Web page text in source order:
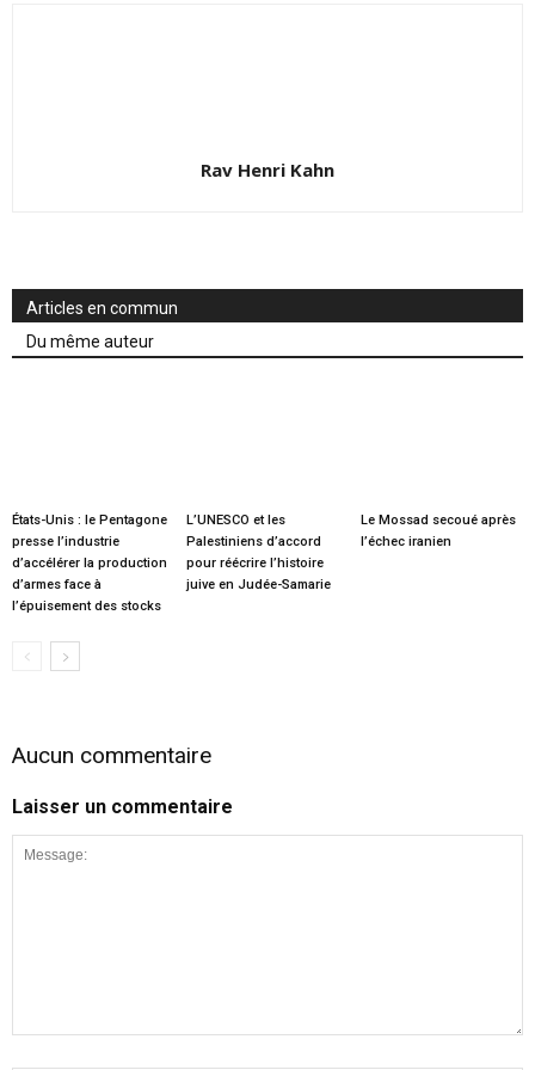
Rav Henri Kahn
Articles en commun
Du même auteur
États-Unis : le Pentagone
presse l’industrie
d’accélérer la production
d’armes face à
l’épuisement des stocks
L’UNESCO et les
Palestiniens d’accord
pour réécrire l’histoire
juive en Judée-Samarie
Le Mossad secoué après
l’échec iranien
Aucun commentaire
Laisser un commentaire